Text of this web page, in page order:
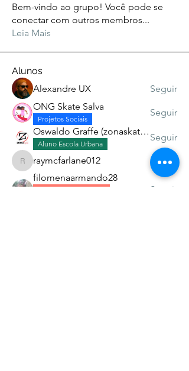
Bem-vindo ao grupo! Você pode se
conectar com outros membros...
Leia Mais
Alunos
Alexandre UX
Seguir
ONG Skate Salva
Projetos Sociais
Seguir
Oswaldo Graffe (zonaskatev)
Aluno Escola Urbana
Seguir
raymcfarlane012
raymcfarlane012
Seguir
filomenaarmando28
Seguir